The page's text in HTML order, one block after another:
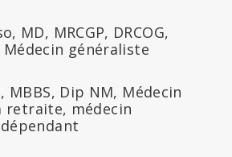
MD, MRCGP, DRCOG,
Médecin généraliste
MBBS, Dip NM, Médecin
retraite, médecin